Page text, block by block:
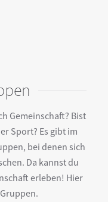
Gemeinschaft? Bist
Sport? Es gibt im
bei denen sich
Da kannst du
erleben! Hier